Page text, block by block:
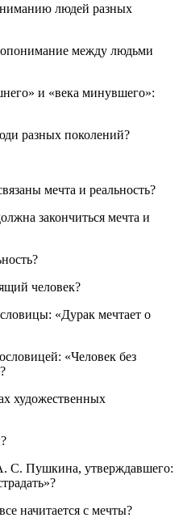
людей разных
между людьми
и «века минувшего»:
разных поколений?
мечта и реальность?
закончиться мечта и
человек?
«Дурак мечтает о
«Человек без
художественных
С. Пушкина, утверждавшего:
начитается с мечты?